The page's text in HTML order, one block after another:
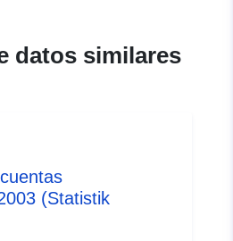
datos similares
(Statistik